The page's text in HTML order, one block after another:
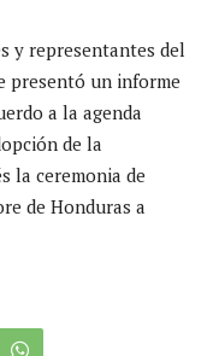
y representantes del
presentó un informe
a la agenda
de la
la ceremonia de
de Honduras a